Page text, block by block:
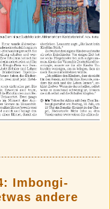
Imbongi-
andere